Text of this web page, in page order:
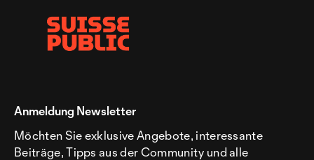
Anmeldung Newsletter
Möchten Sie exklusive Angebote, interessante
Beiträge, Tipps aus der Community und alle